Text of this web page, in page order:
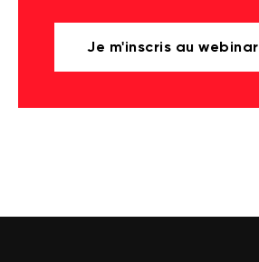
Je m'inscris au webinar